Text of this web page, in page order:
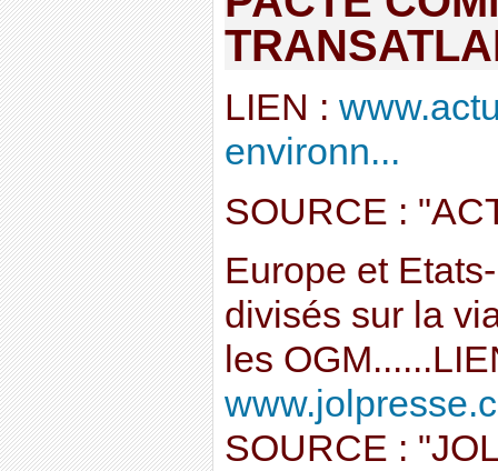
LIEN :
environn...
SOURCE :
Europe et
divisés sur la
les
SOURCE :